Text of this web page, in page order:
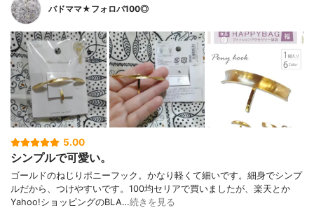
バドママ★フォロバ100◎
5.00
シンプルで可愛い。
ゴールドのねじりポニーフック。かなり軽くて細いです。細身でシンプ
ルだから、つけやすいです。100均セリアで買いましたが、楽天とか
Yahoo!ショッピングのBLA…続きを見る